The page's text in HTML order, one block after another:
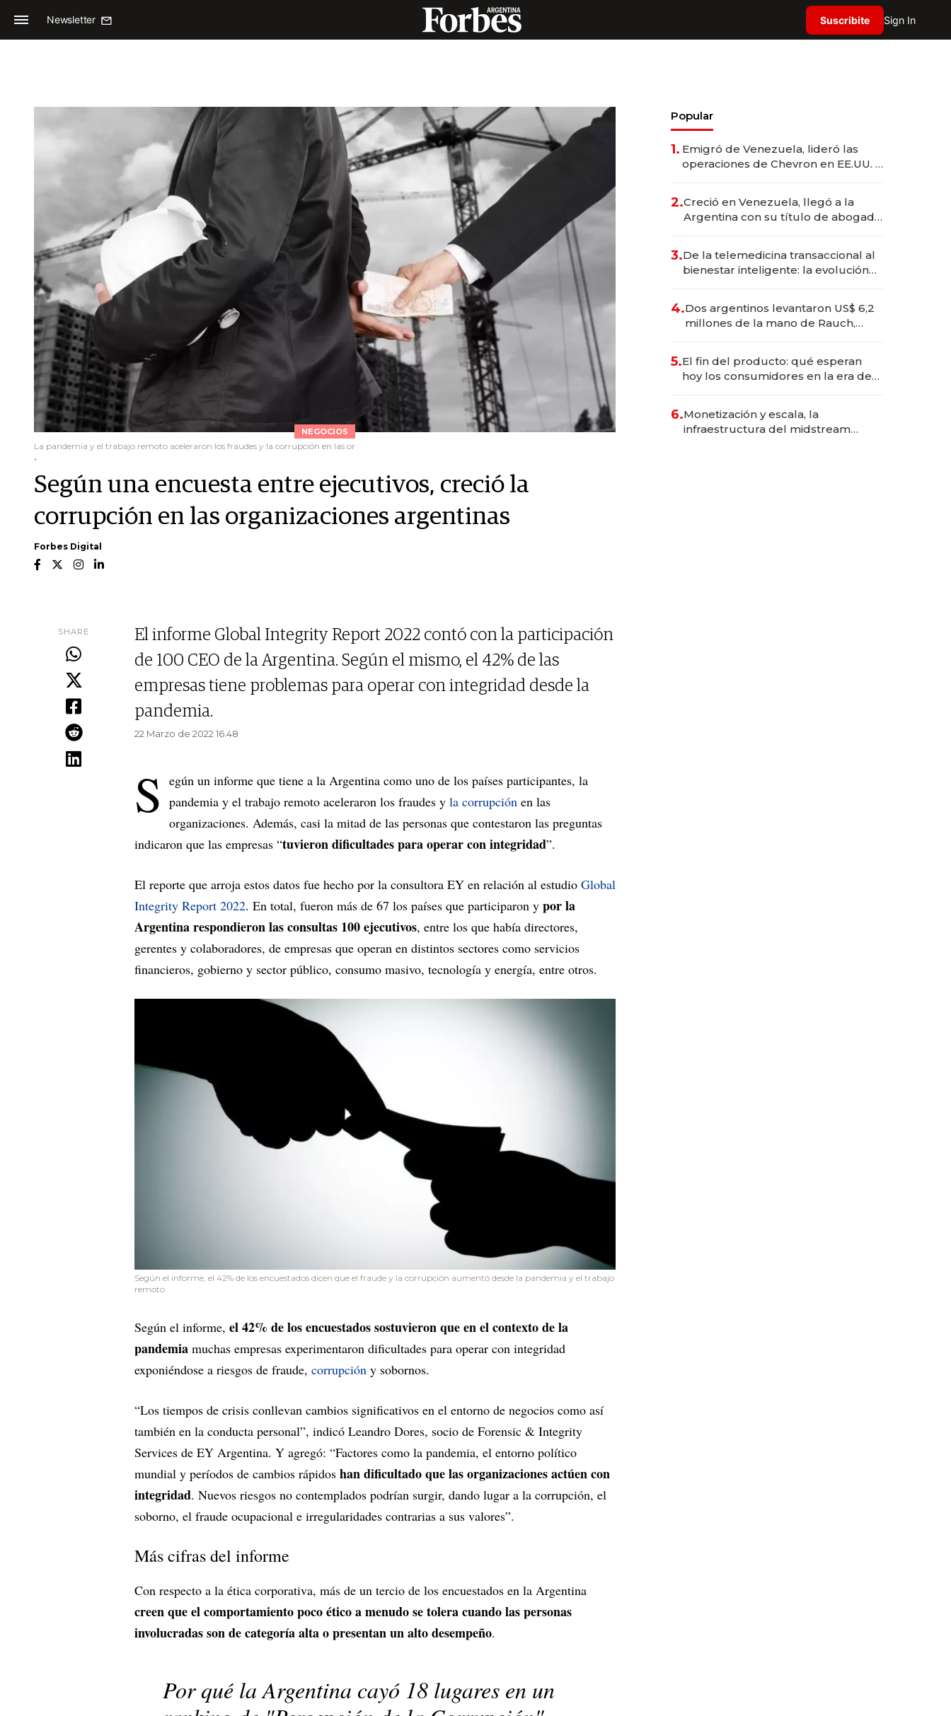
Newsletter Suscribite Sign In
NEGOCIOS
La pandemia y el trabajo remoto aceleraron los fraudes y la corrupción en las or
.
Según una encuesta entre ejecutivos, creció la
corrupción en las organizaciones argentinas
Forbes Digital
SHARE
El informe Global Integrity Report 2022 contó con la participación
de 100 CEO de la Argentina. Según el mismo, el 42% de las
empresas tiene problemas para operar con integridad desde la
pandemia.
22 Marzo de 2022 16.48
S egún un informe que tiene a la Argentina como uno de los países participantes, la
pandemia y el trabajo remoto aceleraron los fraudes y la corrupción en las
organizaciones. Además, casi la mitad de las personas que contestaron las preguntas
indicaron que las empresas “tuvieron dificultades para operar con integridad”.
El reporte que arroja estos datos fue hecho por la consultora EY en relación al estudio Global
Integrity Report 2022. En total, fueron más de 67 los países que participaron y por la
Argentina respondieron las consultas 100 ejecutivos, entre los que había directores,
gerentes y colaboradores, de empresas que operan en distintos sectores como servicios
financieros, gobierno y sector público, consumo masivo, tecnología y energía, entre otros.
Según el informe, el 42% de los encuestados dicen que el fraude y la corrupción aumentó desde la pandemia y el trabajo
remoto
Según el informe, el 42% de los encuestados sostuvieron que en el contexto de la
pandemia muchas empresas experimentaron dificultades para operar con integridad
exponiéndose a riesgos de fraude, corrupción y sobornos.
“Los tiempos de crisis conllevan cambios significativos en el entorno de negocios como así
también en la conducta personal”, indicó Leandro Dores, socio de Forensic & Integrity
Services de EY Argentina. Y agregó: “Factores como la pandemia, el entorno político
mundial y períodos de cambios rápidos han dificultado que las organizaciones actúen con
integridad. Nuevos riesgos no contemplados podrían surgir, dando lugar a la corrupción, el
soborno, el fraude ocupacional e irregularidades contrarias a sus valores”.
Más cifras del informe
Con respecto a la ética corporativa, más de un tercio de los encuestados en la Argentina
creen que el comportamiento poco ético a menudo se tolera cuando las personas
involucradas son de categoría alta o presentan un alto desempeño.
Por qué la Argentina cayó 18 lugares en un
Popular
1. Emigró de Venezuela, lideró las
operaciones de Chevron en EE.UU. y
2.Creció en Venezuela, llegó a la
Argentina con su título de abogado
marcas "fast premium"
3.De la telemedicina transaccional al
bienestar inteligente: la evolución
4.Dos argentinos levantaron US$ 6,2
millones de la mano de Rauch,
5.El fin del producto: qué esperan
hoy los consumidores en la era de
6.Monetización y escala, la
infraestructura del midstream